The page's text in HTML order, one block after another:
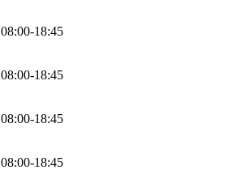
08:00-18:45
08:00-18:45
08:00-18:45
08:00-18:45